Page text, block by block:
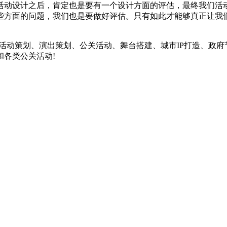
计之后，肯定也是要有一个设计方面的评估，最终我们活
面的问题，我们也是要做好评估。只有如此才能够真正让
划、演出策划、公关活动、舞台搭建、城市IP打造、政府
各类公关活动!